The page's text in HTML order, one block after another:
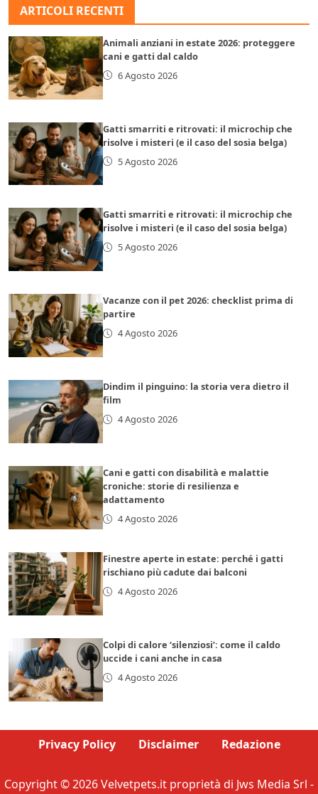
ARTICOLI RECENTI
Animali anziani in estate 2026: proteggere
cani e gatti dal caldo
6 Agosto 2026
Gatti smarriti e ritrovati: il microchip che
risolve i misteri (e il caso del sosia belga)
5 Agosto 2026
Gatti smarriti e ritrovati: il microchip che
risolve i misteri (e il caso del sosia belga)
5 Agosto 2026
Vacanze con il pet 2026: checklist prima di
partire
4 Agosto 2026
Dindim il pinguino: la storia vera dietro il
film
4 Agosto 2026
Cani e gatti con disabilità e malattie
croniche: storie di resilienza e
adattamento
4 Agosto 2026
Finestre aperte in estate: perché i gatti
rischiano più cadute dai balconi
4 Agosto 2026
Colpi di calore ‘silenziosi’: come il caldo
uccide i cani anche in casa
4 Agosto 2026
Privacy Policy Disclaimer Redazione
Copyright © 2026 Velvetpets.it proprietà di Jws Media Srl -